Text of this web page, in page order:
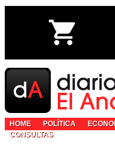
HOME POLÍTICA
CONSULTAS